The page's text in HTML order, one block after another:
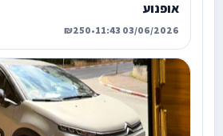
אופנוע
03/06/2026 11:43
•
₪250